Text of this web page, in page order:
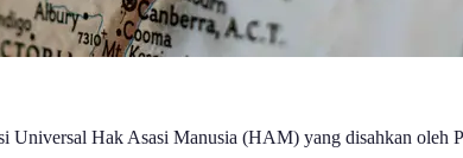
Universal Hak Asasi Manusia (HAM) yang disahkan oleh